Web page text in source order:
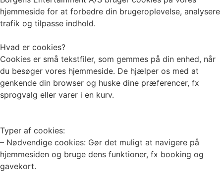
hjemmeside for at forbedre din brugeroplevelse, analysere
trafik og tilpasse indhold.
Hvad er cookies?
Cookies er små tekstfiler, som gemmes på din enhed, når
du besøger vores hjemmeside. De hjælper os med at
genkende din browser og huske dine præferencer, fx
sprogvalg eller varer i en kurv.
Typer af cookies:
– Nødvendige cookies: Gør det muligt at navigere på
hjemmesiden og bruge dens funktioner, fx booking og
gavekort.